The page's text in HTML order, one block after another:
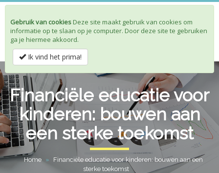
Toggle
Financiële educatie voor
kinderen: bouwen aan
een sterke toekomst
Home »
Financiële educatie voor kinderen: bouwen aan een
sterke toekomst
Gebruik van cookiesDeze site maakt gebruik van cookies om
informatie op te slaan op je computer. Door deze site te gebruiken
ga je hiermee akkoord.
Ik vind het prima!